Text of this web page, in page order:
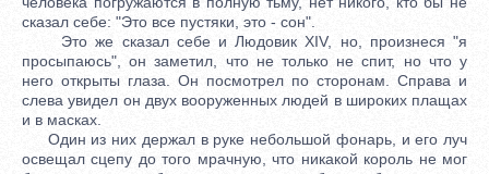
сказал себе: "Это все пустяки, это - сон".
Это же сказал себе и Людовик XIV, но, произнеся "я
просыпаюсь", он заметил, что не только не спит, но что у
него открыты глаза. Он посмотрел по сторонам. Справа и
слева увидел он двух вооруженных людей в широких плащах
и в масках.
Один из них держал в руке небольшой фонарь, и его луч
освещал сцепу до того мрачную, что никакой король не мог